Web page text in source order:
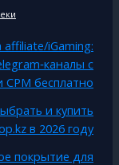
iGaming:
с
бесплатно
и купить
в 2026 году
покрытие для